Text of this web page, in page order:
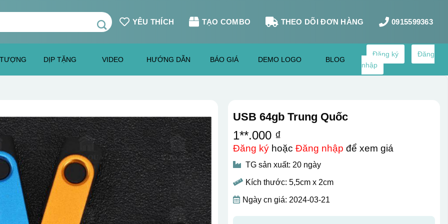
YÊU THÍCH TẠO COMBO THEO DÕI ĐƠN HÀNG 0915599363
DỊP TẶNG VIDEO HƯỚNG DẪN BÁO GIÁ DEMO LOGO BLOG
Đăng ký
Đăng
nhập
USB 64gb Trung Quốc
1**.000 ₫
Đăng kýhoặc Đăng nhập để xem giá
TG sản xuất: 20 ngày
Kích thước: 5,5cm x 2cm
Ngày cn giá: 2024-03-21